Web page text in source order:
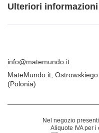
Ulteriori informazioni
info@matemundo.it
MateMundo.it
(Polonia)
Nel negozio
Aliquote IVA per